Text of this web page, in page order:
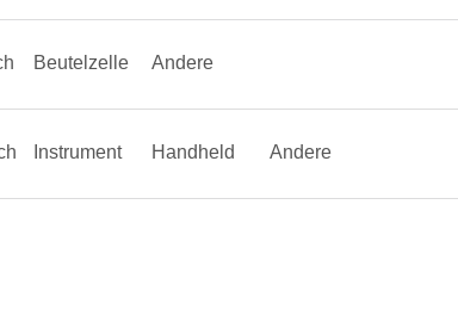
Beutelzelle Andere
Instrument Handheld Andere